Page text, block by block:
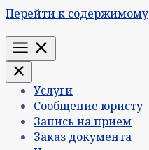
Перейти к содержимому
Меню
Услуги
Сообщение юристу
Запись на прием
Заказ документа